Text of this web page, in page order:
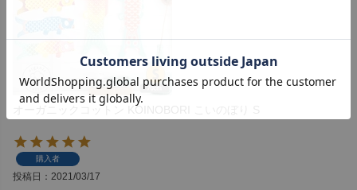
オーガニックコットン KOINOBORI こいのぼり S
購入者
投稿日 2021/03/17